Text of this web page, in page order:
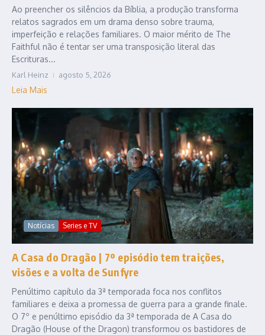
Ao preencher os silêncios da Bíblia, a produção transforma
relatos sagrados em um drama denso sobre trauma,
imperfeição e relações familiares. O maior mérito de The
Faithful não é tentar ser uma transposição literal das
Escrituras...
Karl Heinz agosto 5, 2026
Leia Mais
Notícias Series e TV
A Casa do Dragão | 7º episódio tem traições,
visões e a volta de Sunfyre
Penúltimo capítulo da 3ª temporada foca nos conflitos
familiares e deixa a promessa de guerra para a grande finale.
O 7º e penúltimo episódio da 3ª temporada de A Casa do
Dragão (House of the Dragon) transformou os bastidores de